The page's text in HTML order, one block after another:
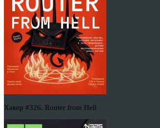
Хакер #326. Router from Hell